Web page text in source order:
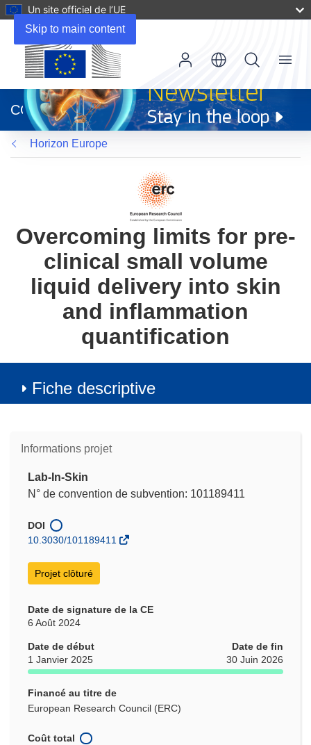
Skip to main content
Un site officiel de l’UE
dans
une
nouvelle
fenêtre)
CORDIS
Menu
Horizon Europe
Overcoming limits for pre-
clinical small volume
liquid delivery into skin
and inflammation
quantification
Fiche descriptive
Informations projet
Lab-In-Skin
N° de convention de subvention: 101189411
DOI
10.3030/101189411
Projet clôturé
Date de signature de la CE
6 Août 2024
Date de début
1 Janvier 2025
Date de fin
30 Juin 2026
Financé au titre de
European Research Council (ERC)
Coût total